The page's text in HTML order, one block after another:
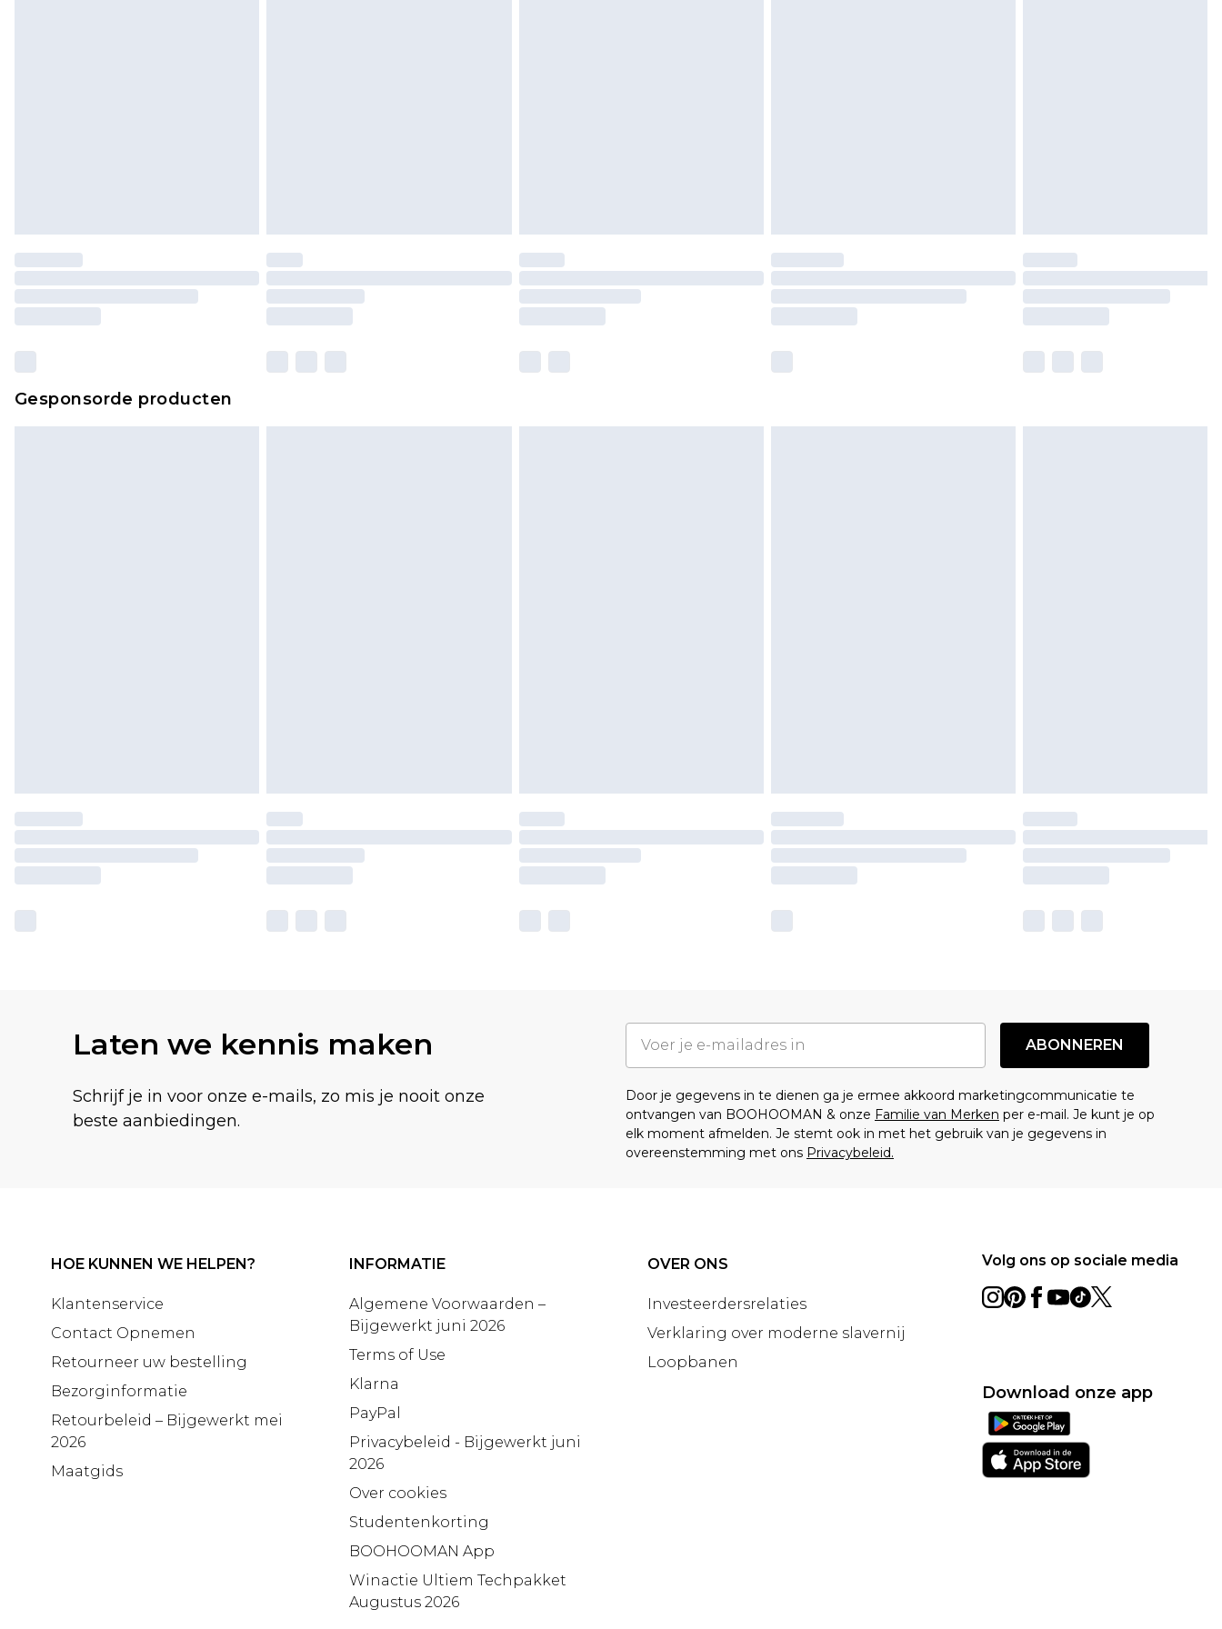
Gesponsorde producten
Laten we kennis maken
Schrijf je in voor onze e-mails, zo mis je nooit onze
beste aanbiedingen.
ABONNEREN
Door je gegevens in te dienen ga je ermee akkoord marketingcommunicatie te
ontvangen van BOOHOOMAN & onze Familie van Merken per e-mail. Je kunt je op
elk moment afmelden. Je stemt ook in met het gebruik van je gegevens in
overeenstemming met ons Privacybeleid.
HOE KUNNEN WE HELPEN?
Klantenservice
Contact Opnemen
Retourneer uw bestelling
Bezorginformatie
Retourbeleid – Bijgewerkt mei
2026
Maatgids
INFORMATIE
Algemene Voorwaarden –
Bijgewerkt juni 2026
Terms of Use
Klarna
PayPal
Privacybeleid - Bijgewerkt juni
2026
Over cookies
Studentenkorting
BOOHOOMAN App
Winactie Ultiem Techpakket
Augustus 2026
OVER ONS
Investeerdersrelaties
Verklaring over moderne slavernij
Loopbanen
Volg ons op sociale media
Download onze app